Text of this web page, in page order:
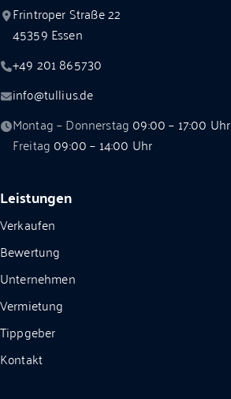
Frintroper Straße 22
45359 Essen
+49 201 865730
info@tullius.de
Montag – Donnerstag 09:00 – 17:00 Uhr
Freitag 09:00 – 14:00 Uhr
Leistungen
Verkaufen
Bewertung
Unternehmen
Vermietung
Tippgeber
Kontakt